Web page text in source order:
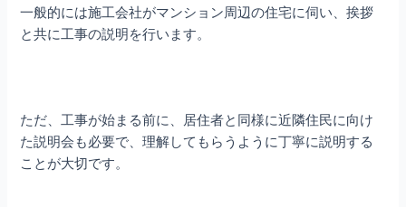
一般的には施工会社がマンション周辺の住宅に伺い、挨拶
と共に工事の説明を行います。
ただ、工事が始まる前に、居住者と同様に近隣住民に向け
た説明会も必要で、理解してもらうように丁寧に説明する
ことが大切です。